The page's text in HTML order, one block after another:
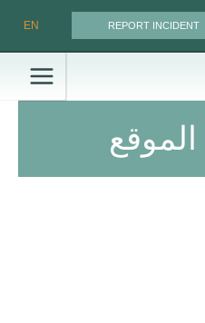
REPORT INCIDENT
EN